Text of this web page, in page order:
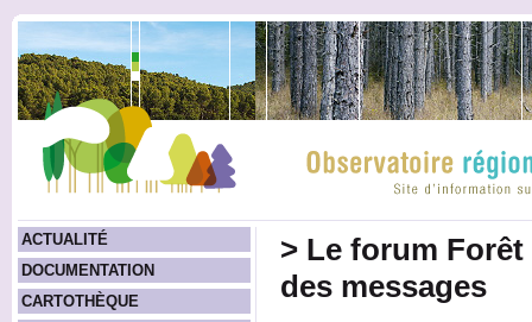
ACTUALITÉ
DOCUMENTATION
CARTOTHÈQUE
> Le forum
des messages